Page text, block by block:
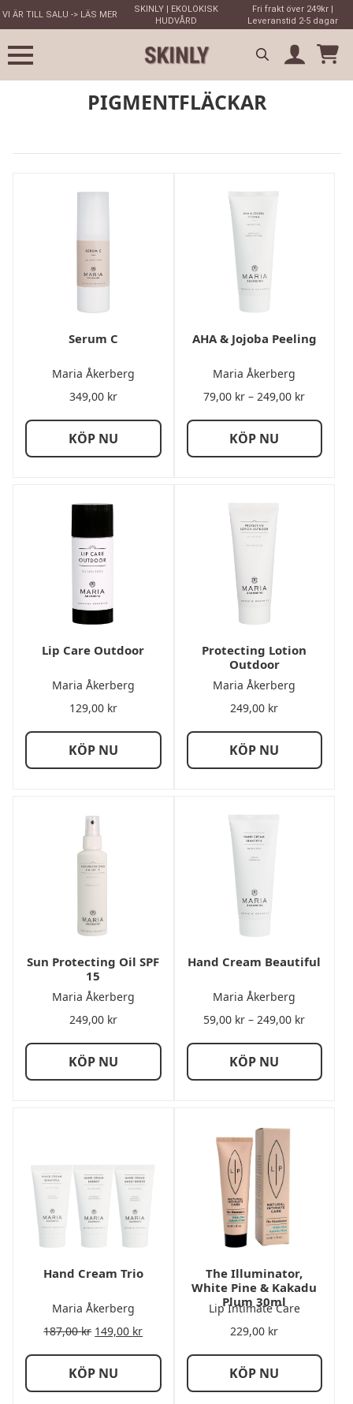
VI ÄR TILL SALU -> LÄS MER
SKINLY | EKOLOKISK
HUDVÅRD
Fri frakt över 249kr |
Leveranstid 2-5 dagar
Search
for:
PIGMENTFLÄCKAR
Serum C
Maria Åkerberg
349,00 kr
KÖP NU
AHA & Jojoba Peeling
Maria Åkerberg
79,00 kr – 249,00 kr
till
KÖP NU
Lip Care Outdoor
Maria Åkerberg
129,00 kr
KÖP NU
Protecting Lotion
Outdoor
Maria Åkerberg
249,00 kr
KÖP NU
Sun Protecting Oil SPF
15
Maria Åkerberg
249,00 kr
KÖP NU
Hand Cream Beautiful
Maria Åkerberg
59,00 kr – 249,00 kr
till
KÖP NU
Hand Cream Trio
Maria Åkerberg
187,00kr Det
priset
var:
187,00 kr.
149,00 krDet
priset
149,00 kr.
KÖP NU
The Illuminator,
White Pine & Kakadu
Plum 30ml
Lip Intimate Care
229,00 kr
KÖP NU